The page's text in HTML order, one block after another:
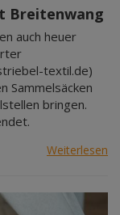
Breitenwang
auch heuer
textil.de)
Sammelsäcken
bringen.
Weiterlesen